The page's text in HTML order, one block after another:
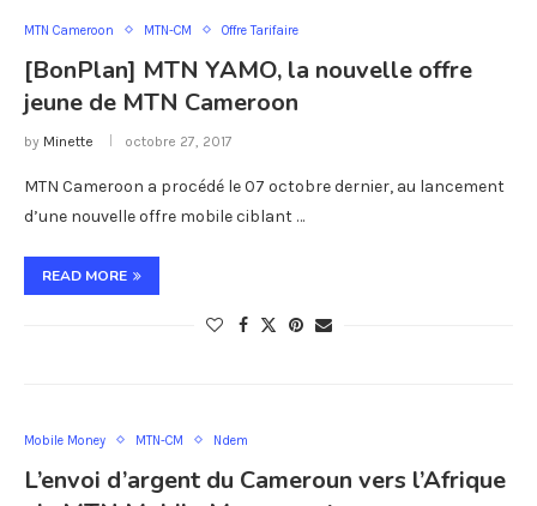
MTN Cameroon MTN-CM Offre Tarifaire
[BonPlan] MTN YAMO, la nouvelle offre
jeune de MTN Cameroon
by Minette octobre 27, 2017
MTN Cameroon a procédé le 07 octobre dernier, au lancement
d’une nouvelle offre mobile ciblant …
READ MORE
Mobile Money MTN-CM Ndem
L’envoi d’argent du Cameroun vers l’Afrique